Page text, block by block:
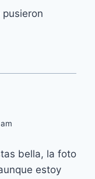
bella, la foto
estoy